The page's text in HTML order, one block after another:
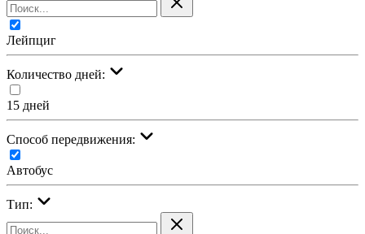
Лейпциг
Количество дней:
15 дней
Cпособ передвижения:
Автобус
Тип: